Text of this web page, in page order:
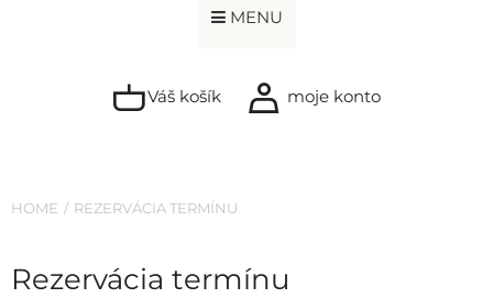
MENU
Váš košík moje konto
HOME REZERVÁCIA TERMÍNU
Rezervácia termínu